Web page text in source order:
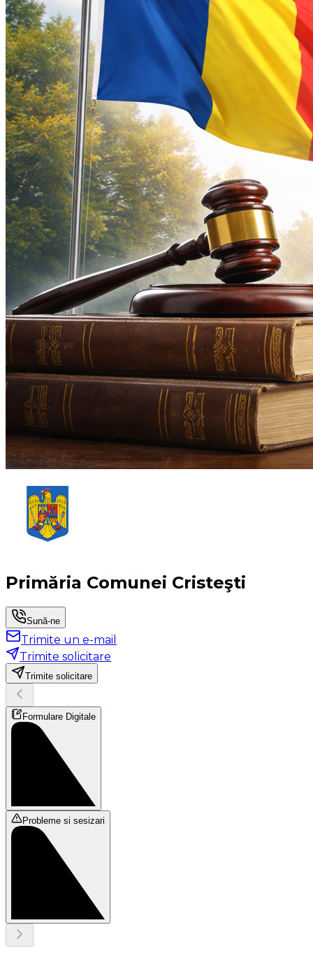
Primăria Comunei Cristeşti
Sună-ne
Trimite un e-mail
Trimite solicitare
Trimite solicitare
Formulare Digitale
Probleme si sesizari